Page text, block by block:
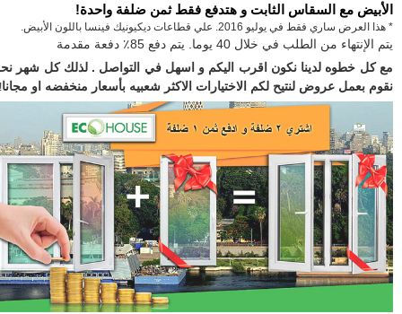
مع السقاس الثابت و هتدفع فقط ثمن ضلفة واحدة!
ساري فقط في يوليو 2016. علي قطاعات ديكيونيك فينسا باللون الأبيض.
من الطلب في خلال 40
يوما. يتم دفع 85٪ دفعة مقدمة
خطوه لدينا نكون اقرب اليكم و اسهل في التواصل . لذلك كل شهر نحن
بعمل عروض لنتيح لكم الاختيارات الاكثر شعبيه بأسعار منخفضه او مجانا !